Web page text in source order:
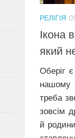
РЕЛІГІЯ
Ікона
який
Оберіг
нашому
треба
зовсім
й